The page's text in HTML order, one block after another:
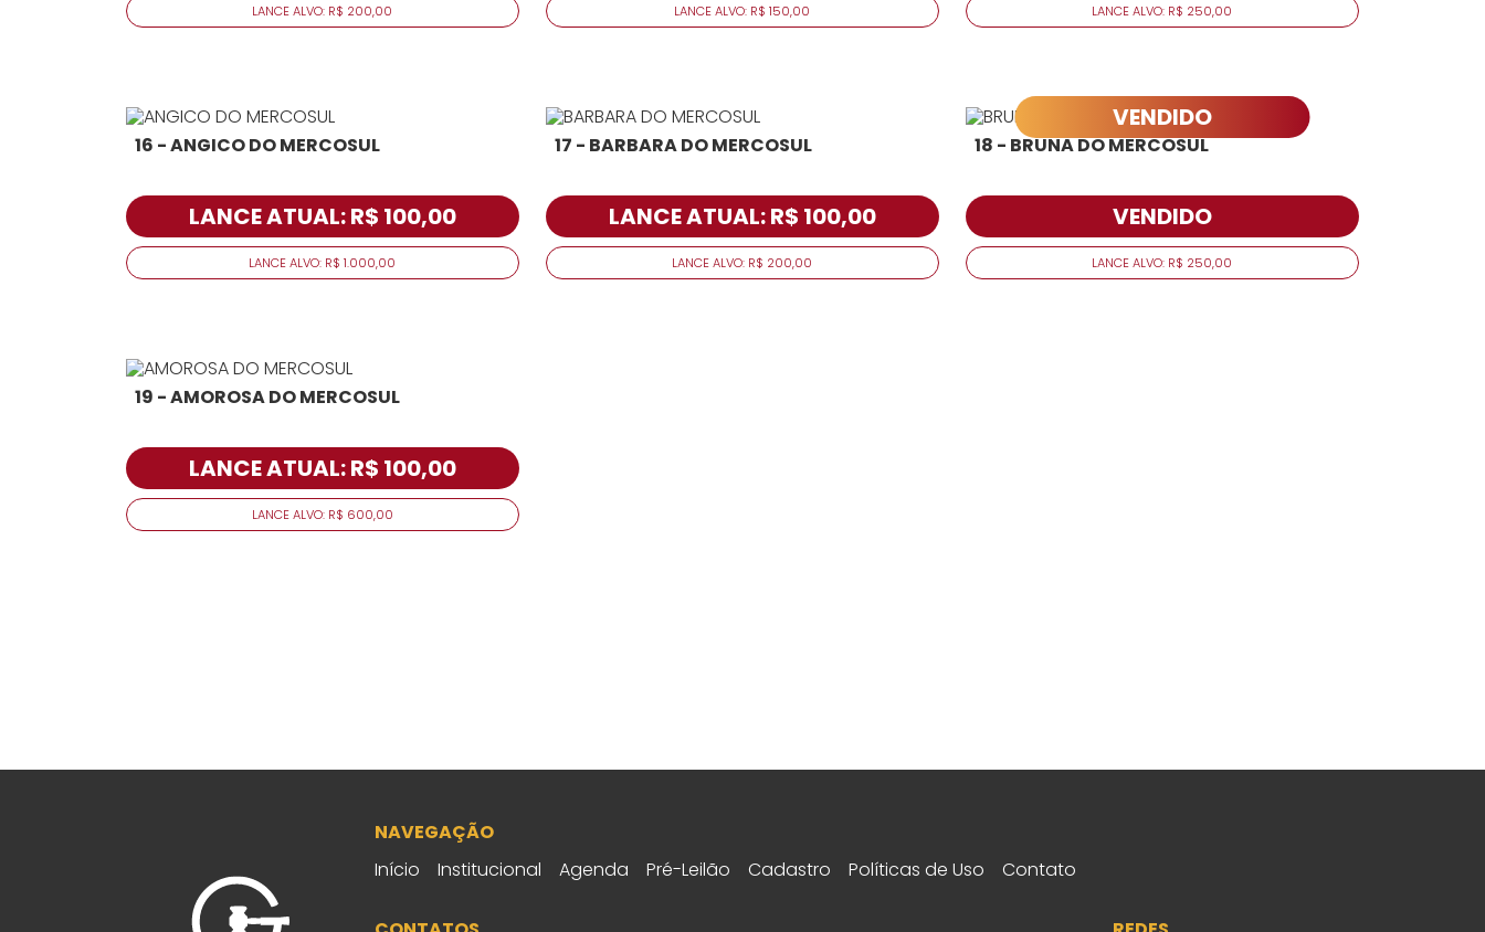
LANCE ALVO: R$ 200,00 LANCE ALVO: R$ 150,00 LANCE ALVO: R$ 250,00
16 - ANGICO DO MERCOSUL
LANCE ATUAL: R$ 100,00
LANCE ALVO: R$ 1.000,00
17 - BARBARA DO MERCOSUL
LANCE ATUAL: R$ 100,00
LANCE ALVO: R$ 200,00
VENDIDO
18 - BRUNA DO MERCOSUL
VENDIDO
LANCE ALVO: R$ 250,00
19 - AMOROSA DO MERCOSUL
LANCE ATUAL: R$ 100,00
LANCE ALVO: R$ 600,00
NAVEGAÇÃO
Início
Institucional Agenda Pré-Leilão Cadastro Políticas de Uso Contato